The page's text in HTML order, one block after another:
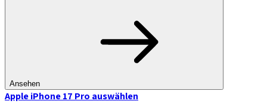
Ansehen
Apple iPhone 17 Pro auswählen